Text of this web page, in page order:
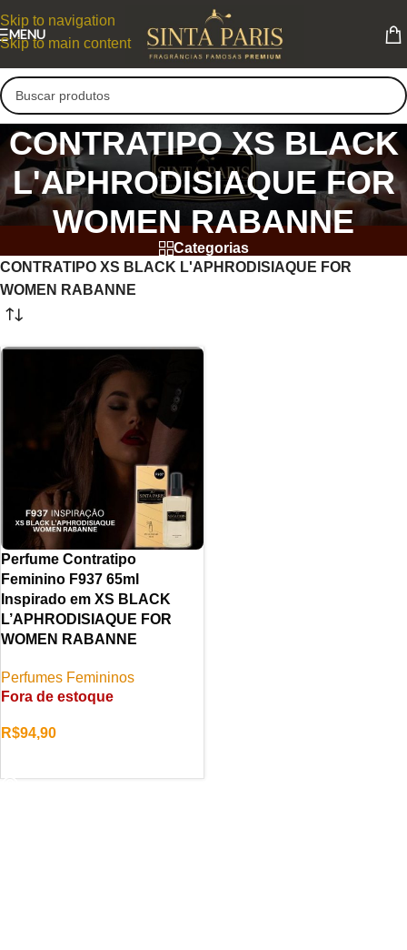
Skip to navigation
Skip to main content
MENU
CONTRATIPO XS BLACK
L'APHRODISIAQUE FOR
WOMEN RABANNE
Categorias
CONTRATIPO XS BLACK L'APHRODISIAQUE FOR
WOMEN RABANNE
Perfume Contratipo
Feminino F937 65ml
Inspirado em XS BLACK
L’APHRODISIAQUE FOR
WOMEN RABANNE
Perfumes Femininos
Fora de estoque
R$94,90